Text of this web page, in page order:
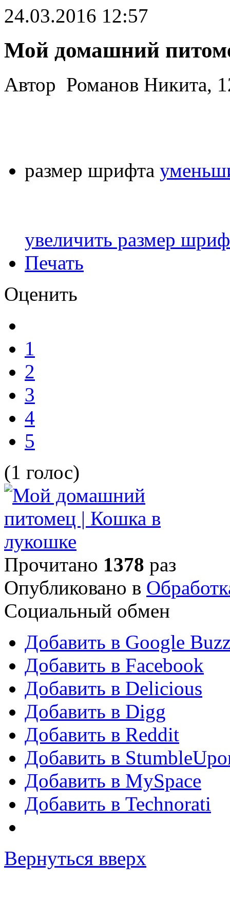
24.03.2016 12:57
Мой домашний
Автор Романов Никита,
размер шрифта
увеличить размер
Печать
Оценить
1
2
3
4
5
(1 голос)
Прочитано 1378 раз
Опубликовано в
Социальный обмен
Добавить в Google
Добавить в Facebook
Добавить в Delicious
Добавить в Digg
Добавить в Reddit
Добавить в
Добавить в MySpace
Добавить в Technorati
Вернуться вверх